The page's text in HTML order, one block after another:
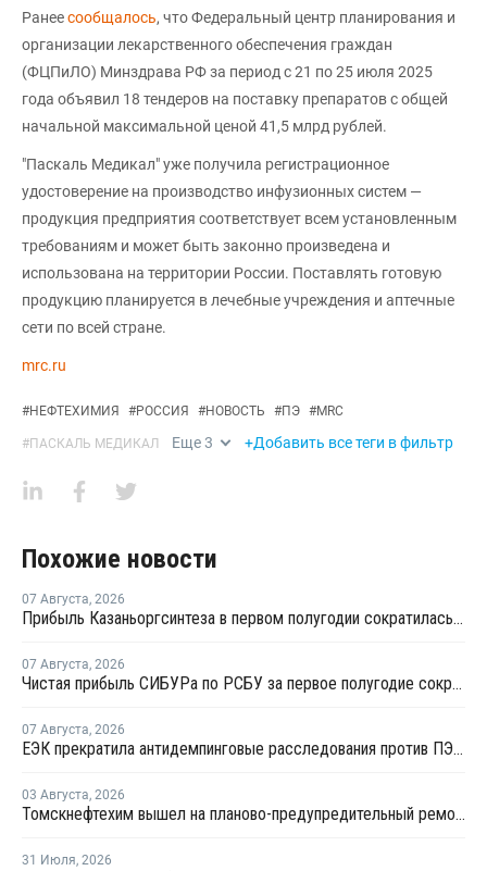
Ранеесообщалось, что Федеральный центр планирования и
организации лекарственного обеспечения граждан
(ФЦПиЛО) Минздрава РФ за период с 21 по 25 июля 2025
года объявил 18 тендеров на поставку препаратов с общей
начальной максимальной ценой 41,5 млрд рублей.
"Паскаль Медикал" уже получила регистрационное
удостоверение на производство инфузионных систем —
продукция предприятия соответствует всем установленным
требованиям и может быть законно произведена и
использована на территории России. Поставлять готовую
продукцию планируется в лечебные учреждения и аптечные
сети по всей стране.
mrc.ru
#НЕФТЕХИМИЯ #РОССИЯ #НОВОСТЬ #ПЭ #MRC
#ПАСКАЛЬ МЕДИКАЛ Еще3 +Добавить все теги в фильтр
Похожие новости
07 Августа, 2026
Прибыль Казаньоргсинтеза в первом полугодии сократилась более чем в 2 раза
07 Августа, 2026
Чистая прибыль СИБУРа по РСБУ за первое полугодие сократилась в 3,6 раза
07 Августа, 2026
ЕЭК прекратила антидемпинговые расследования против ПЭ и ПП из Азербайджана и Туркменистана
03 Августа, 2026
Томскнефтехим вышел на планово-предупредительный ремонт
31 Июля, 2026